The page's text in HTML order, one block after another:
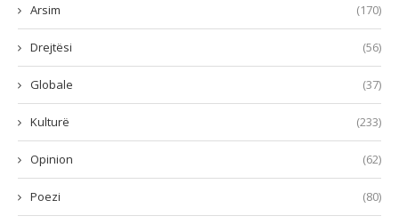
Arsim (170)
Drejtësi (56)
Globale (37)
Kulturë (233)
Opinion (62)
Poezi (80)